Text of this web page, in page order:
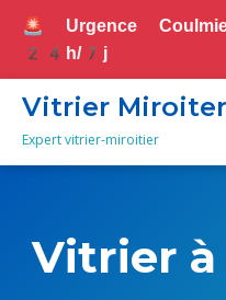
🚨 Urgence
24h/7j
Vitrier
Expert vitrier-miroitier
Vitrier à